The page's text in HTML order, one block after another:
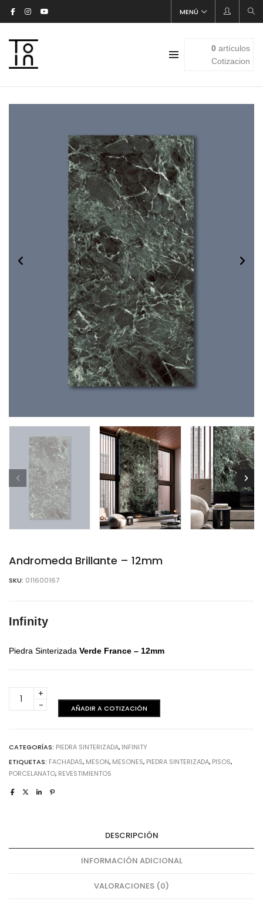
MENÚ
0artículos
Cotizacion
Andromeda Brillante – 12mm
SKU: 011600167
Infinity
Piedra Sinterizada Verde France – 12mm
Andromeda
Brillante
cantidad
AÑADIR A COTIZACIÓN
CATEGORÍAS: PIEDRA SINTERIZADA, INFINITY
ETIQUETAS: FACHADAS, MESON, MESONES, PIEDRA SINTERIZADA, PISOS,
PORCELANATO, REVESTIMIENTOS
DESCRIPCIÓN
INFORMACIÓN ADICIONAL
VALORACIONES (0)